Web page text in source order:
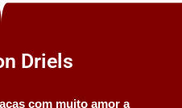
Driels
com muito amor a